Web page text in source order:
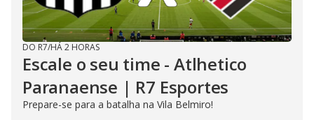
DO R7/HÁ 2 HORAS
Escale o seu time - Atlhetico
Paranaense | R7 Esportes
Prepare-se para a batalha na Vila Belmiro!